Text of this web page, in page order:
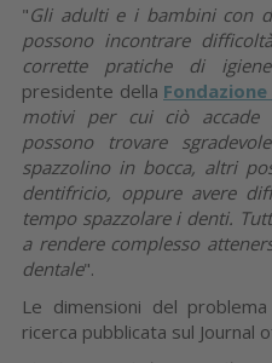
"Gli adulti e i bambini con
possono incontrare
corrette pratiche di
presidente della Fondazione
motivi per cui ciò accade
possono trovare
spazzolino in bocca, altri
dentifricio, oppure avere
tempo spazzolare i denti.
a rendere complesso
dentale".
Le dimensioni del
ricerca pubblicata sul Journal